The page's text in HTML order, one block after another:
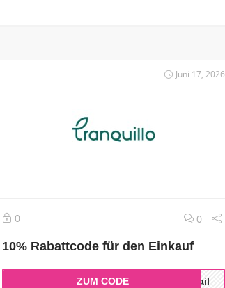
Juni 17, 2026
0 0
10% Rabattcode für den Einkauf
ZUM CODE Mail